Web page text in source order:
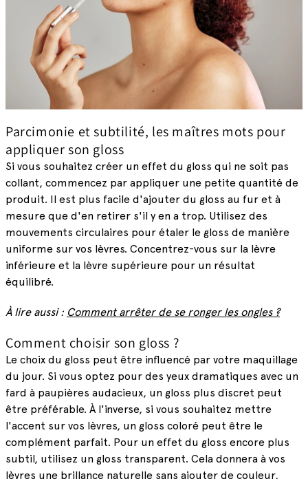
Parcimonie et subtilité, les maîtres mots pour
appliquer son gloss
Si vous souhaitez créer un effet du gloss qui ne soit pas
collant, commencez par appliquer une petite quantité de
produit. Il est plus facile d'ajouter du gloss au fur et à
mesure que d'en retirer s'il y en a trop. Utilisez des
mouvements circulaires pour étaler le gloss de manière
uniforme sur vos lèvres. Concentrez-vous sur la lèvre
inférieure et la lèvre supérieure pour un résultat
équilibré.
À lire aussi : Comment arrêter de se ronger les ongles ?
Comment choisir son gloss ?
Le choix du gloss peut être influencé par votre maquillage
du jour. Si vous optez pour des yeux dramatiques avec un
fard à paupières audacieux, un gloss plus discret peut
être préférable. À l'inverse, si vous souhaitez mettre
l'accent sur vos lèvres, un gloss coloré peut être le
complément parfait. Pour un effet du gloss encore plus
subtil, utilisez un gloss transparent. Cela donnera à vos
lèvres une brillance naturelle sans ajouter de couleur,